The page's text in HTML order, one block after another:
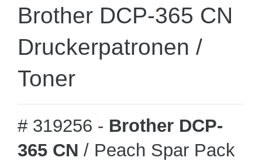
Brother DCP-365 CN
Druckerpatronen /
Toner
# 319256 - Brother DCP-
365 CN / Peach Spar Pack